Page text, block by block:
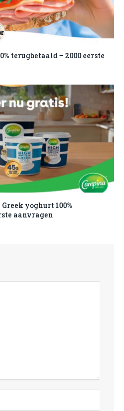
terugbetaald – 2000 eerste
yoghurt 100%
aanvragen